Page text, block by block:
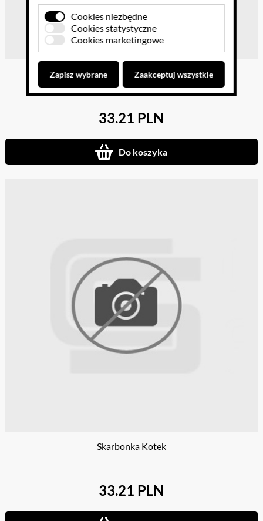
Skarbonka Krówka
33.21 PLN
Do koszyka
Skarbonka Kotek
33.21 PLN
Cookies niezbędne
Cookies statystyczne
Cookies marketingowe
Zapisz wybrane Zaakceptuj wszystkie